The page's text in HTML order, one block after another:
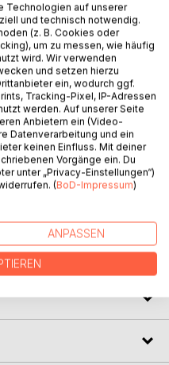
is an independent,
journal dedicated to
This emerging
dimensions, including
sciences, Art
Archaeology,
two issues per
a non-profit association,
by institutional grants,
The journal is
and printed for
Technologien auf unserer
und technisch notwendig.
(z. B. Cookies oder
um zu messen, wie häufig
wird. Wir verwenden
und setzen hierzu
ein, wodurch ggf.
Tracking-Pixel, IP-Adressen
werden. Auf unserer Seite
Anbietern ein (Video-
Datenverarbeitung und ein
keinen Einfluss. Mit deiner
Vorgänge ein. Du
unter „Privacy-Einstellungen“)
(BoD-Impressum)
ANPASSEN